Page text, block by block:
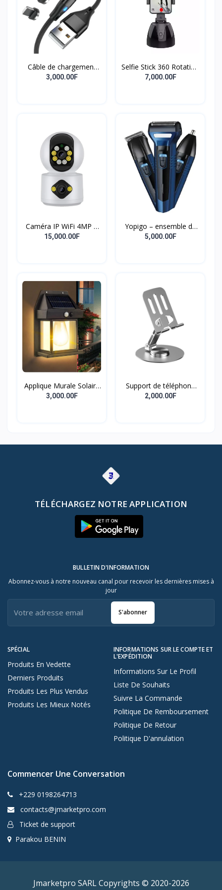
Câble de chargement
magnétique 3 en 1 à 7
chargement magnétique
puissant à Rotation de
540 degrés
3,000.00F
Selfie Stick 360 Rotation
Titulaire Robot
7,000.00F
Caméra IP WiFi 4MP à
double objectif Écran
15,000.00F
Yopigo – ensemble de
tondeuse à barbe 3 en 1
5,000.00F
Applique Murale Solaire
Extérieure Étanche,
3,000.00F
Support de téléphone
portable
2,000.00F
TÉLÉCHARGEZ NOTRE APPLICATION
SPÉCIAL
Produits En Vedette
Derniers Produits
Produits Les Plus Vendus
Produits Les Mieux Notés
INFORMATIONS SUR LE COMPTE ET
L'EXPÉDITION
Informations Sur Le Profil
Liste De Souhaits
Suivre La Commande
Politique De Remboursement
Politique De Retour
Politique D'annulation
BULLETIN D'INFORMATION
Abonnez-vous à notre nouveau canal pour recevoir les dernières mises à
jour
S'abonner
Commencer Une Conversation
+229 0198264713
contacts@jmarketpro.com
Ticket de support
Parakou BENIN
Jmarketpro SARL Copyrights © 2020-2026